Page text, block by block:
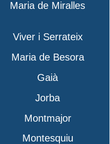
Maria de Miralles
Viver i Serrateix
Maria de Besora
Gaià
Jorba
Montmajor
Montesquiu